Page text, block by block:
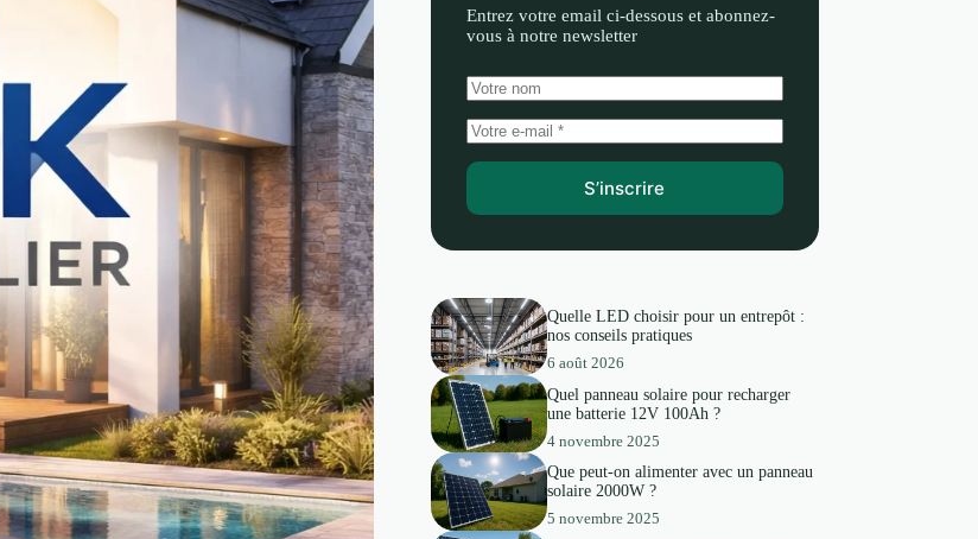
Entrez votre email ci-dessous et abonnez-
vous à notre newsletter
S’inscrire
Quelle LED choisir pour un entrepôt :
nos conseils pratiques
6 août 2026
Quel panneau solaire pour recharger
une batterie 12V 100Ah ?
4 novembre 2025
Que peut-on alimenter avec un panneau
solaire 2000W ?
5 novembre 2025